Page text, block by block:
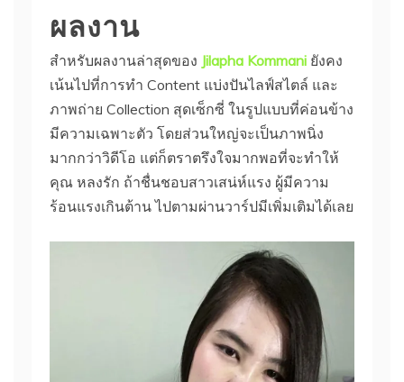
ผลงาน
สำหรับผลงานล่าสุดของ Jilapha Kommani ยังคง
เน้นไปที่การทำ Content แบ่งปันไลฟ์สไตล์ และ
ภาพถ่าย Collection สุดเซ็กซี่ ในรูปแบบที่ค่อนข้าง
มีความเฉพาะตัว โดยส่วนใหญ่จะเป็นภาพนิ่ง
มากกว่าวิดีโอ แต่ก็ตราตรึงใจมากพอที่จะทำให้
คุณ หลงรัก ถ้าชื่นชอบสาวเสน่ห์แรง ผู้มีความ
ร้อนแรงเกินต้าน ไปตามผ่านวาร์ปมีเพิ่มเติมได้เลย